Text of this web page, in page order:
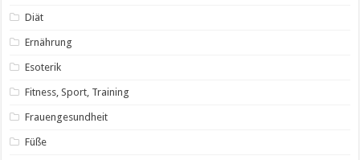
Diät
Ernährung
Esoterik
Fitness, Sport, Training
Frauengesundheit
Füße